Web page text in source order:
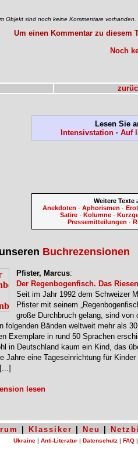
Objekt sind noch keine Kommentare vorhanden.
Um einen Kommentar zu diesem
Noch
Lesen Sie
Intensivstation · Auf
Weitere
Anekdoten ·Aphorismen ·
Satire ·Kolumne ·
Pressemitteilungen ·
Buchrezensionen
Pfister, Marcus:
Der Regenbogenfisch. Das
Seit im Jahr 1992 dem Schweizer
Pfister mit seinem
große Durchbruch gelang, sind von
folgenden Bänden weltweit mehr als 30
Exemplare in rund 50 Sprachen
in Deutschland kaum ein Kind, das
Jahre eine Tageseinrichtung für
[...]
lesen
Klassiker Neu
Ukraine | Anti-Literatur | Datenschutz | FAQ